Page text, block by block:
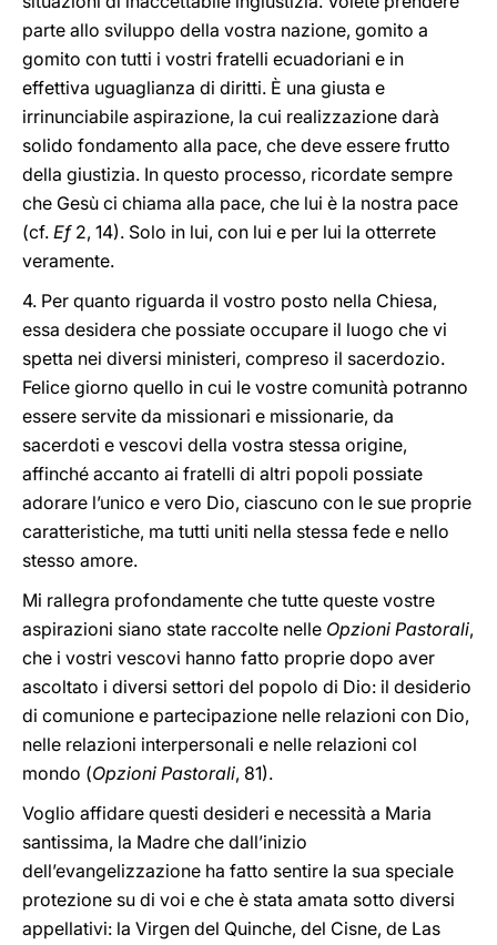
parte allo sviluppo della vostra nazione, gomito a
gomito con tutti i vostri fratelli ecuadoriani e in
effettiva uguaglianza di diritti. È una giusta e
irrinunciabile aspirazione, la cui realizzazione darà
solido fondamento alla pace, che deve essere frutto
della giustizia. In questo processo, ricordate sempre
che Gesù ci chiama alla pace, che lui è la nostra pace
(cf. Ef2, 14). Solo in lui, con lui e per lui la otterrete
veramente.
4. Per quanto riguarda il vostro posto nella Chiesa,
essa desidera che possiate occupare il luogo che vi
spetta nei diversi ministeri, compreso il sacerdozio.
Felice giorno quello in cui le vostre comunità potranno
essere servite da missionari e missionarie, da
sacerdoti e vescovi della vostra stessa origine,
affinché accanto ai fratelli di altri popoli possiate
adorare l’unico e vero Dio, ciascuno con le sue proprie
caratteristiche, ma tutti uniti nella stessa fede e nello
stesso amore.
Mi rallegra profondamente che tutte queste vostre
aspirazioni siano state raccolte nelle Opzioni Pastorali,
che i vostri vescovi hanno fatto proprie dopo aver
ascoltato i diversi settori del popolo di Dio: il desiderio
di comunione e partecipazione nelle relazioni con Dio,
nelle relazioni interpersonali e nelle relazioni col
mondo (Opzioni Pastorali, 81).
Voglio affidare questi desideri e necessità a Maria
santissima, la Madre che dall’inizio
dell’evangelizzazione ha fatto sentire la sua speciale
protezione su di voi e che è stata amata sotto diversi
appellativi: la Virgen del Quinche, del Cisne, de Las